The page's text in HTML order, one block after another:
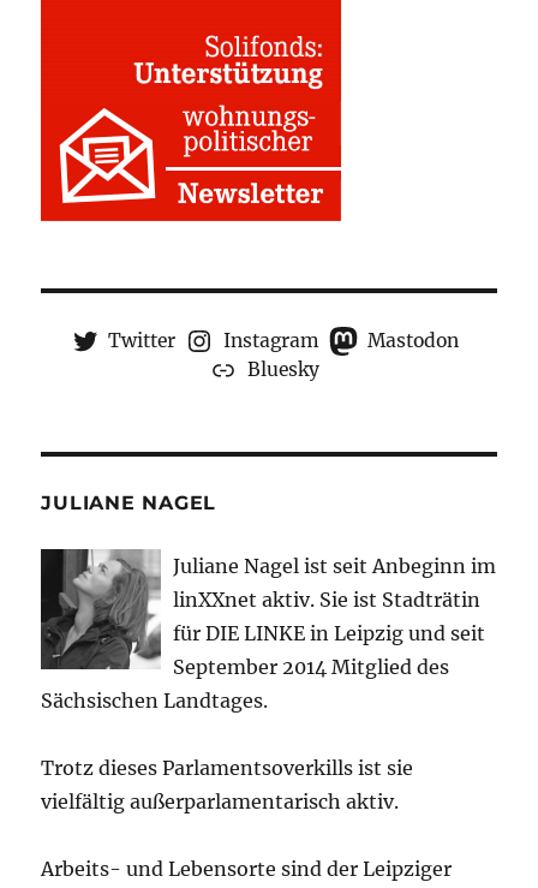
Twitter Instagram
Mastodon
Bluesky
JULIANE NAGEL
Juliane Nagel ist seit Anbeginn im
linXXnet aktiv. Sie ist Stadträtin
für DIE LINKE in Leipzig und seit
September 2014 Mitglied des
Sächsischen Landtages.
Trotz dieses Parlamentsoverkills ist sie
vielfältig außerparlamentarisch aktiv.
Arbeits- und Lebensorte sind der Leipziger